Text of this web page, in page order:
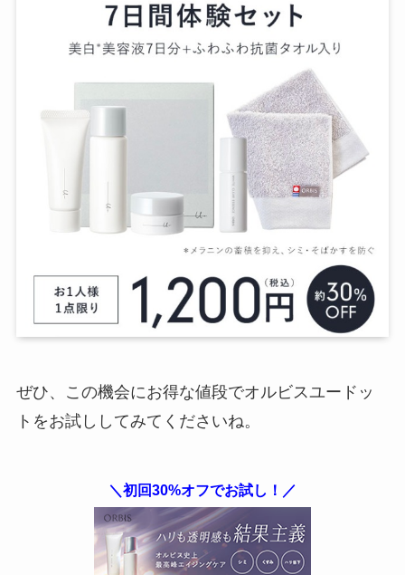
ぜひ、この機会にお得な値段でオルビスユードッ
トをお試ししてみてくださいね。
＼初回30%オフでお試し！／